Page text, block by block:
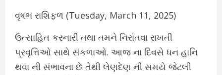
વૃષભ રાશિફળ (Tuesday, March 11, 2025)
ઉત્સાહિત કરનારી તથા તમને નિરાંતવા રાખતી
પ્રવૃત્તિઓ સાથે સંકળાઓ. આજ ના દિવસે ધન હાનિ
થવા ની સંભાવના છે તેથી લેણદેણ ની સમયે જેટલી